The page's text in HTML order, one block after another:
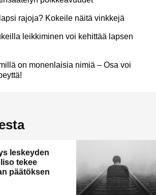
rajoja? Kokeile näitä vinkkejä
leikkiminen voi kehittää lapsen
on monenlaisia nimiä – Osa voi
leskeyden
tekee
päätöksen